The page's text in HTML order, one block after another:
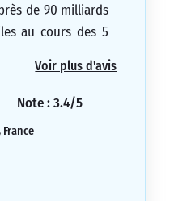
de 90 milliards
au cours des 5
me tournerais pour
de voitures
valeurs et bon
font confiance
Voir plus d'avis
Note : 3.4/5